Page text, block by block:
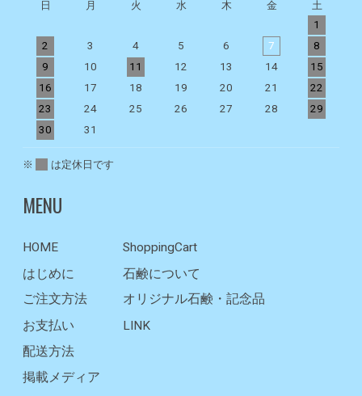
日 月 火 水 木 金
土
1
2
3 4 5 6 7
8
9
10 11 12 13 14
15
16
17 18 19 20 21
22
23
24 25 26 27 28
29
30
31
※ は定休日です
MENU
HOME
はじめに
ご注文方法
お支払い
ShoppingCart
石鹸について
オリジナル石鹸・記念品
LINK
配送方法
掲載メディア